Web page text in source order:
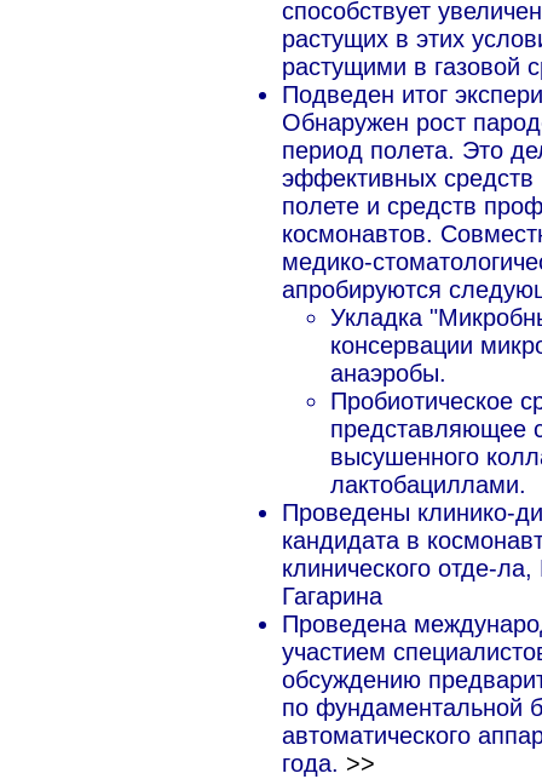
способствует
растущих в этих
растущими в газовой
Подведен итог
Обнаружен рост
период полета. Это
эффективных средств
полете и средств
космонавтов.
медико-
апробируются
Укладка
консервации
анаэробы.
Пробиотическое
представляющее
высушенного
лактобациллами.
Проведены клинико-
кандидата в
клинического отде-
Гагарина
Проведена
участием
обсуждению
по фундаментальной
автоматического
года. >>